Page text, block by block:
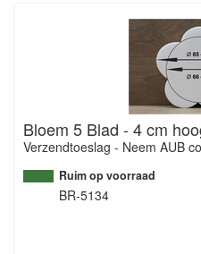
Bloem 5 Blad - 4 cm
Verzendtoeslag - Neem AUB
Ruim op voorraad
BR-5134